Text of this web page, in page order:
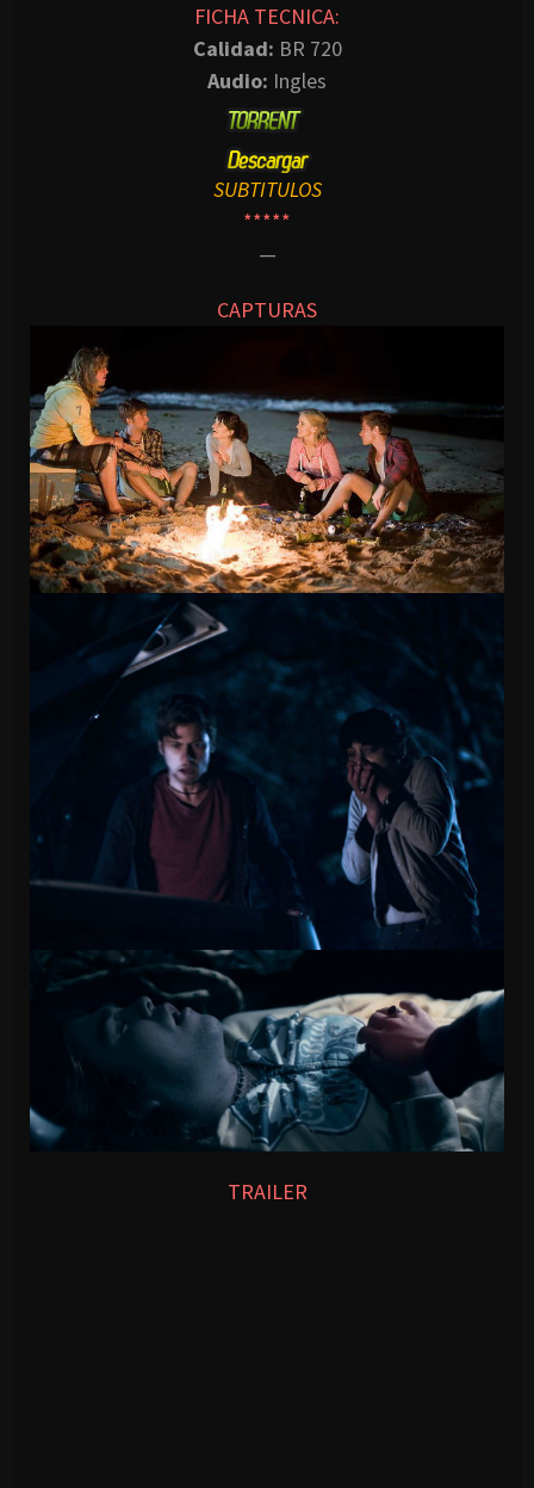
FICHA TECNICA:
Calidad: BR 720
Audio: Ingles
SUBTITULOS
*****
—
CAPTURAS
TRAILER